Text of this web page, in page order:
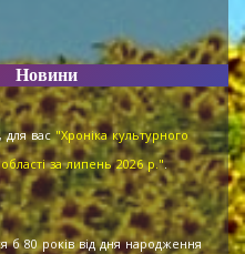
Новини
для вас"Хроніка культурного
за липень 2026 р.".
б 80 років від дня народження